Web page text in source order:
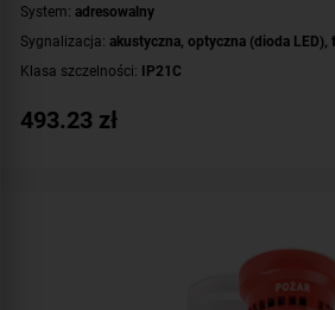
System: adresowalny
Sygnalizacja: akustyczna optyczna (dioda LED)
Klasa szczelności: IP21C
Montaż:wewnątrz budynku
493.23 zł